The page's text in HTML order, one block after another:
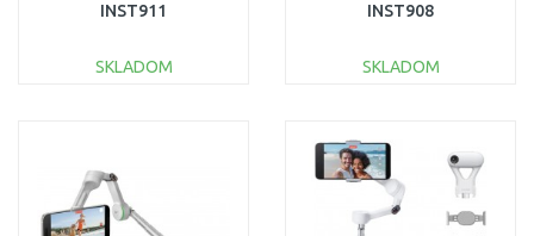
INST911
SKLADOM
INST908
SKLADOM
Porovnať